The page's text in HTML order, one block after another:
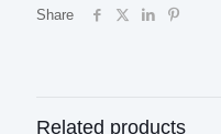
Share
Related products